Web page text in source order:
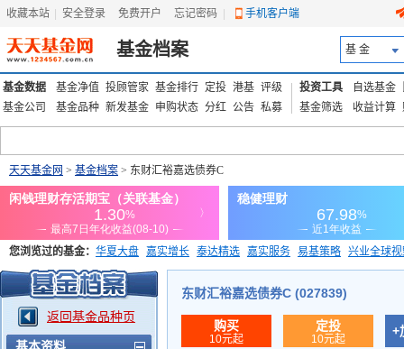
收藏本站 安全登录 免费开户 忘记密码 手机客户端
基金档案 基 金
基金数据 基金净值 投顾管家 基金排行 定投 港基 评级
基金公司
基金品种 新发基金 申购状态 分红 公告 私募
投资工具 自选基金
基金筛选
收益计算
天天基金网 > 基金档案 > 东财汇裕嘉选债券C
您浏览过的基金： 华夏大盘 嘉实增长 泰达精选 嘉实服务 易基策略 兴业全球
添富优势 华安宏利 上证180价值ETF
返回基金品种页
东财汇裕嘉选债券C (027839)
购买
10元起
定投
10元起
+